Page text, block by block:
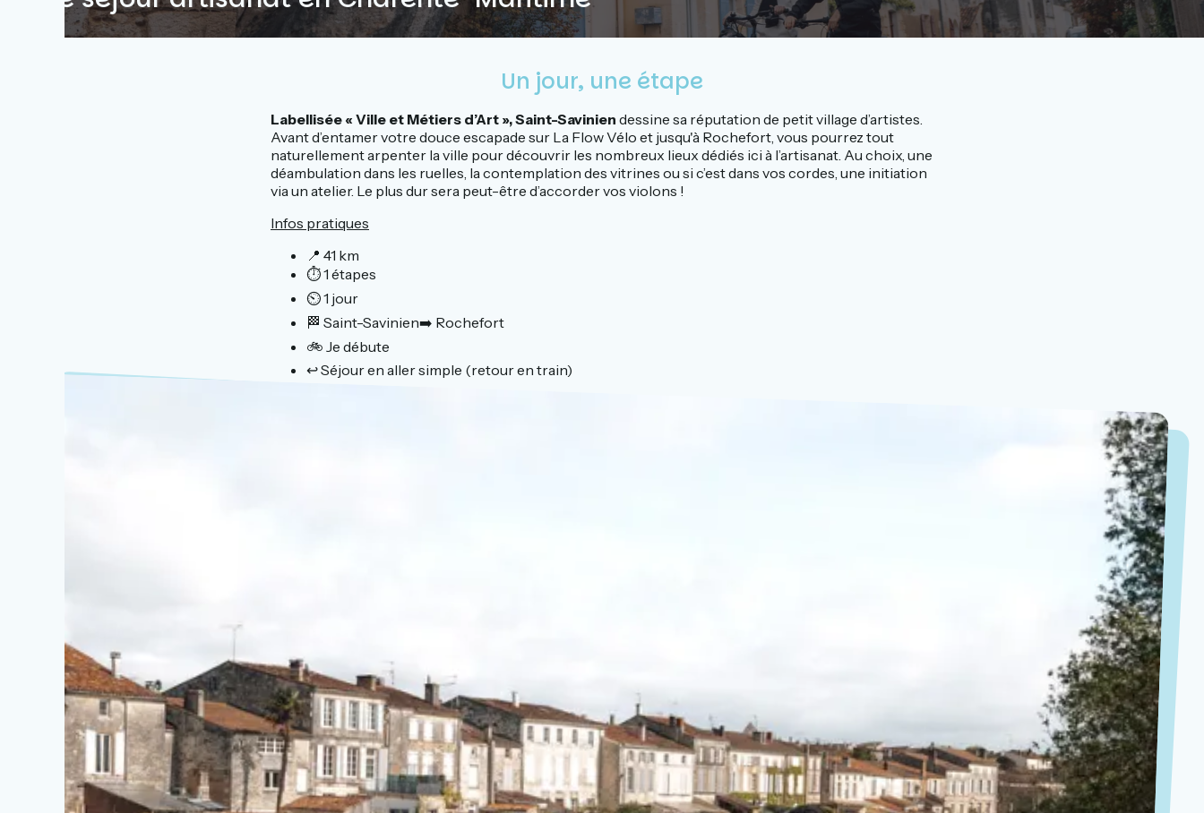
Un jour, une étape
Labellisée « Ville et Métiers d’Art », Saint-Savinien dessine sa réputation de petit village d’artistes.
Avant d’entamer votre douce escapade sur La Flow Vélo et jusqu'à Rochefort, vous pourrez tout
naturellement arpenter la ville pour découvrir les nombreux lieux dédiés ici à l’artisanat. Au choix, une
déambulation dans les ruelles, la contemplation des vitrines ou si c’est dans vos cordes, une initiation
via un atelier. Le plus dur sera peut-être d’accorder vos violons !
Infos pratiques
📍 41 km
⏱️ 1 étapes
⏲️ 1 jour
🏁 Saint-Savinien➡️ Rochefort
🚲 Je débute
↩️ Séjour en aller simple (retour en train)